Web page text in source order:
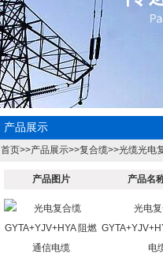
产品展示
首页>>产品展示>>复合缆>>光缆光电
产品图片 产品名
光电
电